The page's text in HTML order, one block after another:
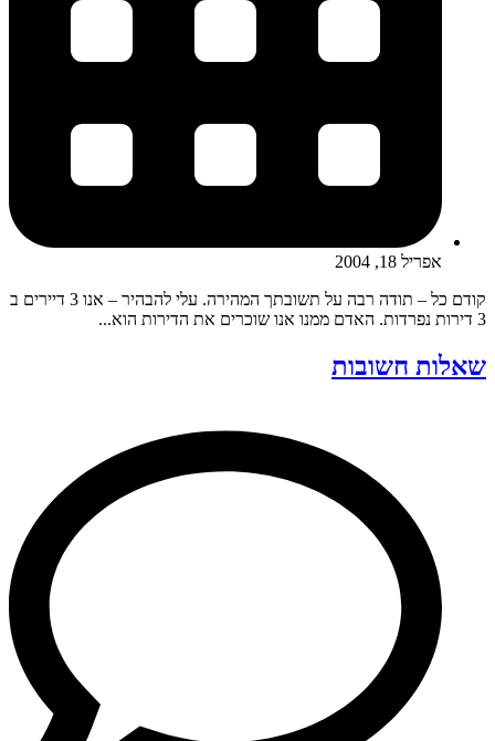
אפריל 18, 2004
קודם כל – תודה רבה על תשובתך המהירה. עלי להבהיר – אנו 3 דיירים ב
3 דירות נפרדות. האדם ממנו אנו שוכרים את הדירות הוא...
שאלות חשובות